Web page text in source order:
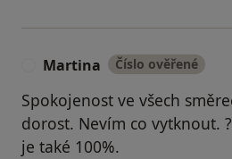
Martina Číslo ověřené
Spokojenost ve všech
dorost. Nevím co vytknout.
je také 100%.